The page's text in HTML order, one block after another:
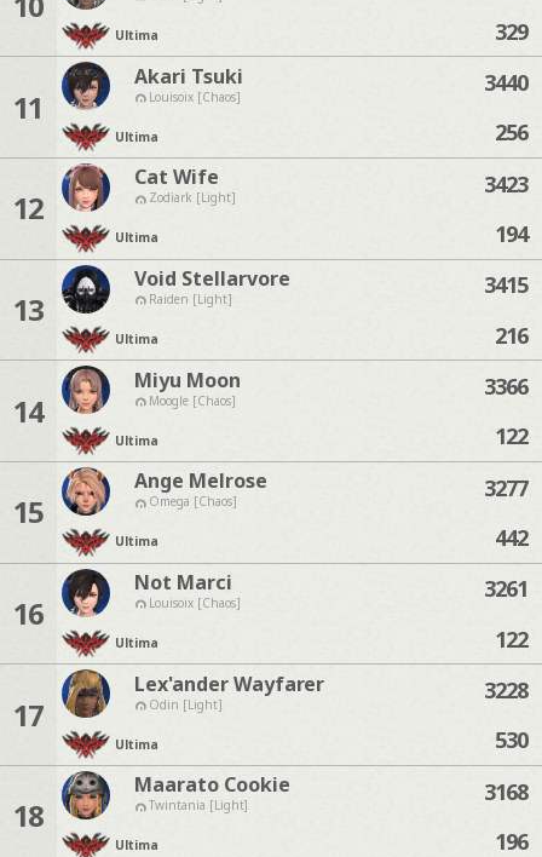
Ultima
329
11
Akari Tsuki
Louisoix [Chaos]
Ultima
3440
256
12
Cat Wife
Zodiark [Light]
Ultima
3423
194
13
Void Stellarvore
Raiden [Light]
Ultima
3415
216
14
Miyu Moon
Moogle [Chaos]
Ultima
3366
122
15
Ange Melrose
Omega [Chaos]
Ultima
3277
442
16
Not Marci
Louisoix [Chaos]
Ultima
3261
122
17
Lex'ander Wayfarer
Odin [Light]
Ultima
3228
530
18
Maarato Cookie
Twintania [Light]
Ultima
3168
196